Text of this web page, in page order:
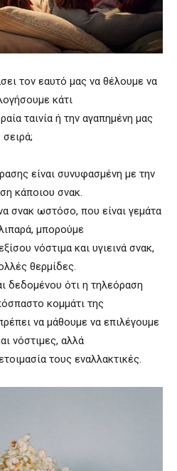
τον εαυτό μας να θέλουμε να
κάτι
ταινία ή την αγαπημένη μας
σειρά;
είναι συνυφασμένη με την
κάποιου σνακ.
σνακ ωστόσο, που είναι γεμάτα
μπορούμε
νόστιμα και υγιεινά σνακ,
θερμίδες.
δεδομένου ότι η τηλεόραση
κομμάτι της
να μάθουμε να επιλέγουμε
νόστιμες, αλλά
τους εναλλακτικές.